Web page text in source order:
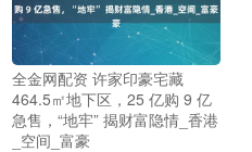
全金网配资 许家印豪宅藏
464.5㎡地下区，25 亿购 9 亿
急售，“地牢” 揭财富隐情_香港
_空间_富豪